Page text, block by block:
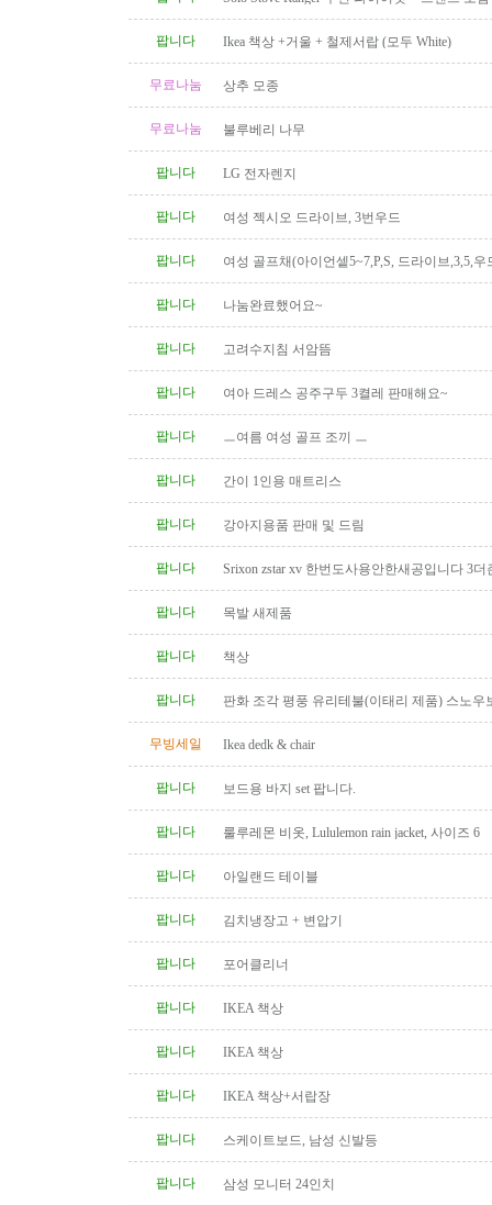
팝니다
Ikea 책상 +거울 + 철제서랍 (모두 White)
무료나눔 상추 모종
무료나눔 불루베리 나무
팝니다 LG 전자렌지
팝니다 여성 젝시오 드라이브, 3번우드
팝니다 여성 골프채(아이언셑5~7,P,S, 드라이브,3,5,우
팝니다 나눔완료했어요~
팝니다 고려수지침 서암뜸
팝니다 여아 드레스 공주구두 3켤레 판매해요~
팝니다 ㅡ여름 여성 골프 조끼 ㅡ
팝니다 간이 1인용 매트리스
팝니다 강아지용품 판매 및 드림
팝니다 Srixon zstar xv 한번도사용안한새공입니다 3더
팝니다 목발 새제품
팝니다 책상
팝니다
판화 조각 평풍 유리테불(이태리 제품) 스노우
무빙세일
Ikea dedk & chair
팝니다 보드용 바지 set 팝니다.
팝니다 룰루레몬 비옷, Lululemon rain jacket, 사이즈 6
팝니다 아일랜드 테이블
팝니다 김치냉장고 + 변압기
팝니다 포어클리너
팝니다 IKEA 책상
팝니다 IKEA 책상
팝니다 IKEA 책상+서랍장
팝니다 스케이트보드, 남성 신발등
팝니다 삼성 모니터 24인치